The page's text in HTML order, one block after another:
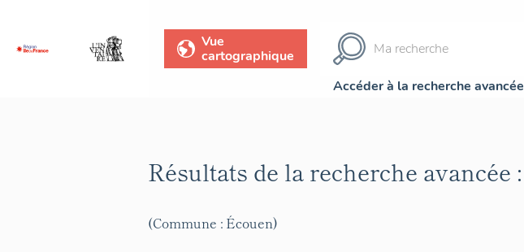
Vue
cartographique
Accéder à la recherche avancée
Résultats de la recherche avancée :
(Commune : Écouen)